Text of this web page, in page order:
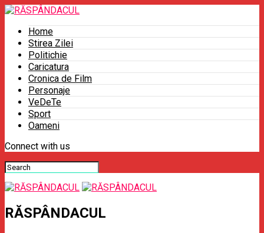
Home
Stirea Zilei
Politichie
Caricatura
Cronica de Film
Personaje
VeDeTe
Sport
Oameni
Connect with us
RĂSPÂNDACUL